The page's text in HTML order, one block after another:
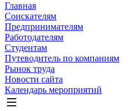
Главная
Соискателям
Предпринимателям
Работодателям
Студентам
Путеводитель по компаниям
Рынок труда
Новости сайта
Календарь мероприятий